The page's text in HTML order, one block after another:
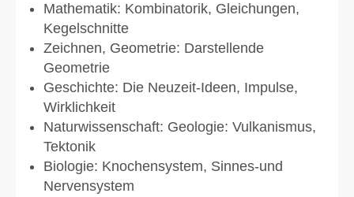
Mathematik: Kombinatorik, Gleichungen,
Kegelschnitte
Zeichnen, Geometrie: Darstellende
Geometrie
Geschichte: Die Neuzeit-Ideen, Impulse,
Wirklichkeit
Naturwissenschaft: Geologie: Vulkanismus,
Tektonik
Biologie: Knochensystem, Sinnes-und
Nervensystem